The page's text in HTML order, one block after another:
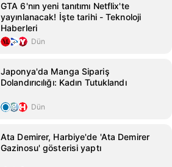
GTA 6'nın yeni tanıtımı Netflix'te
yayınlanacak! İşte tarihi - Teknoloji
Haberleri
Dün
Japonya'da Manga Sipariş
Dolandırıcılığı: Kadın Tutuklandı
Dün
Ata Demirer, Harbiye'de 'Ata Demirer
Gazinosu' gösterisi yaptı